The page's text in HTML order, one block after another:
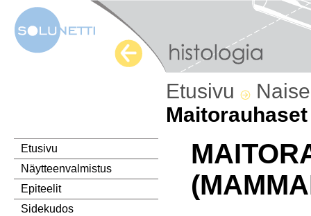
Etusivu
Maitorauhaset
Etusivu
Näytteenvalmistus
Epiteelit
Sidekudos